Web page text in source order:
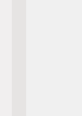
Chapelle